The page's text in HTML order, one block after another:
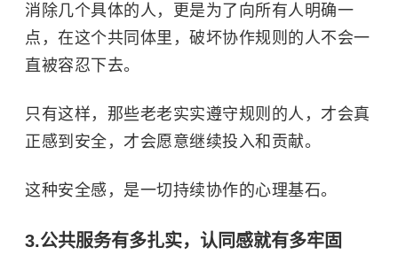
消除几个具体的人，更是为了向所有人明确一
点，在这个共同体里，破坏协作规则的人不会一
直被容忍下去。
只有这样，那些老老实实遵守规则的人，才会真
正感到安全，才会愿意继续投入和贡献。
这种安全感，是一切持续协作的心理基石。
3.公共服务有多扎实，认同感就有多牢固